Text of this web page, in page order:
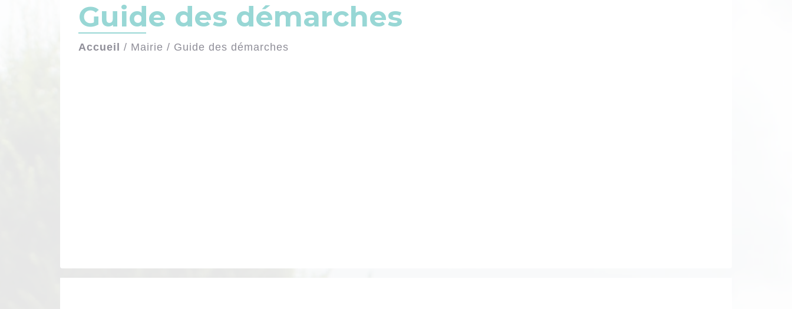
Guide des démarches
Accueil / Mairie / Guide des démarches